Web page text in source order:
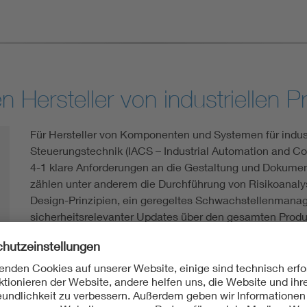
Hersteller von industriellen
Für Hersteller von Komponenten und Systemen für
Steuerungstechnik (IACS – Industrial Automation and
4-1 klare Anforderungen an die Gestaltung und
zählen unter anderem die Durchführung von
Design-Prinzipien, ein geregeltes
sicherheitsrelevanter Updates über den gesamten
Qualitätsprozesse zu integrieren, um die Sicherheit
sicherzustellen.